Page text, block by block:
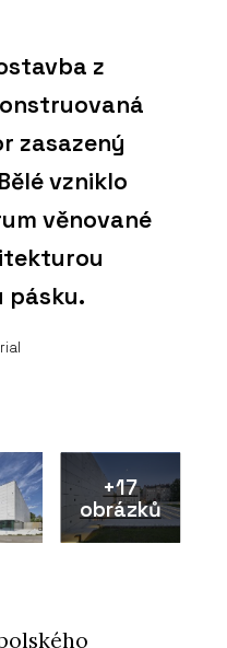
z
zasazený
vzniklo
věnované
pásku.
+17
obrázků